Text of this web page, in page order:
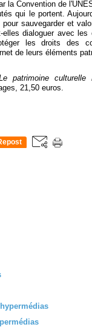
la Convention de
qui le portent.
sauvegarder et
dialoguer avec
les droits des
de leurs éléments
patrimoine culturelle
21,50 euros.